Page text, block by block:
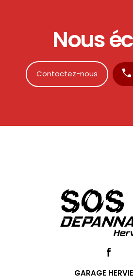
Nous
Contactez-nous
GARAGE